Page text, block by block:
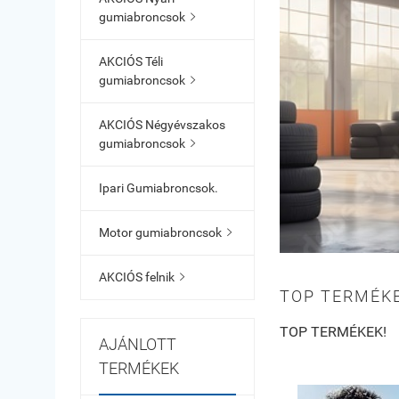
gumiabroncsok 
AKCIÓS Téli
gumiabroncsok 
AKCIÓS Négyévszakos
gumiabroncsok 
Ipari Gumiabroncsok.
Motor gumiabroncsok 
AKCIÓS felnik 
AJÁNLOTT
TERMÉKEK
TOP
TOP TERMÉKEK!